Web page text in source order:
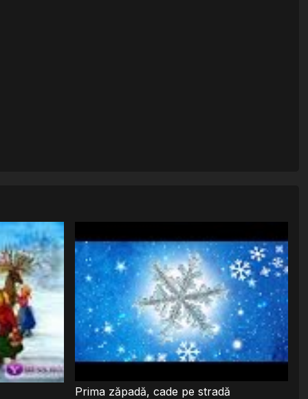
Prima zăpadă, cade pe stradă